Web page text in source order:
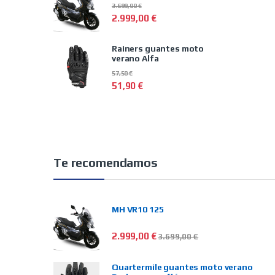
2.999,00 €
3.699,00€
Rainers guantes moto
verano Alfa
51,90 €
57,50€
Te recomendamos
MH VR10 125
2.999,00 €3.699,00€
Quartermile guantes moto verano